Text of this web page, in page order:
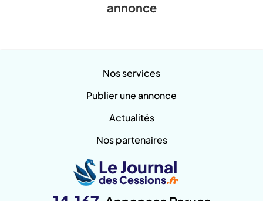
annonce
Nos services
Publier une annonce
Actualités
Nos partenaires
Le Journal
des Cessions.fr